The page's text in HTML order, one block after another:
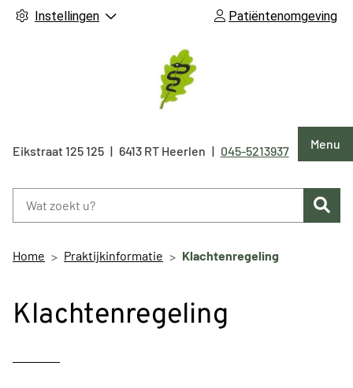
Instellingen Patiëntenomgeving
Menu
Eikstraat 125125 6413 RT Heerlen Tel:
045-5213937
Home Praktijkinformatie Klachtenregeling
Klachtenregeling